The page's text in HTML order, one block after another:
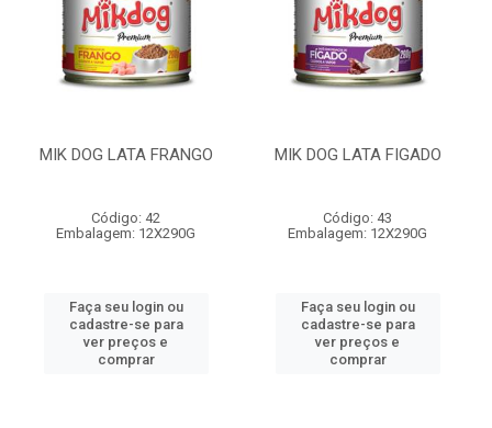
MIK DOG LATA FRANGO
Código: 42
Embalagem: 12X290G
Faça seu login ou
cadastre-se para
ver preços e
comprar
MIK DOG LATA FIGADO
Código: 43
Embalagem: 12X290G
Faça seu login ou
cadastre-se para
ver preços e
comprar